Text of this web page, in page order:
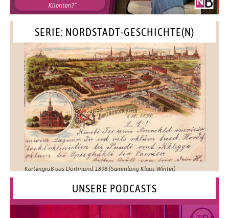
SERIE: NORDSTADT-GESCHICHTE(N)
Kartengruß aus Dortmund 1898 (Sammlung Klaus Winter)
UNSERE PODCASTS